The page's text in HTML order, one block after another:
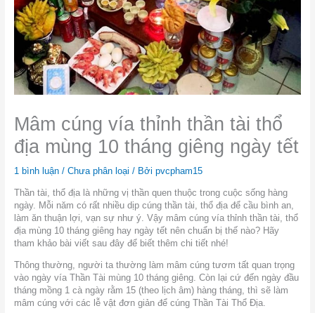
Mâm cúng vía thỉnh thần tài thổ
địa mùng 10 tháng giêng ngày tết
1 bình luận / Chưa phân loại / Bởi pvcpham15
Thần tài, thổ địa là những vị thần quen thuộc trong cuộc sống hàng
ngày. Mỗi năm có rất nhiều dịp cúng thần tài, thổ địa để cầu bình an,
làm ăn thuận lợi, vạn sự như ý. Vậy mâm cúng vía thỉnh thần tài, thổ
địa mùng 10 tháng giêng hay ngày tết nên chuẩn bị thế nào? Hãy
tham khảo bài viết sau đây để biết thêm chi tiết nhé!
Thông thường, người ta thường làm mâm cúng tươm tất quan trọng
vào ngày vía Thần Tài mùng 10 tháng giêng. Còn lại cứ đến ngày đầu
tháng mồng 1 cà ngày rằm 15 (theo lịch âm) hàng tháng, thì sẽ làm
mâm cúng với các lễ vật đơn giản để cúng Thần Tài Thổ Địa.